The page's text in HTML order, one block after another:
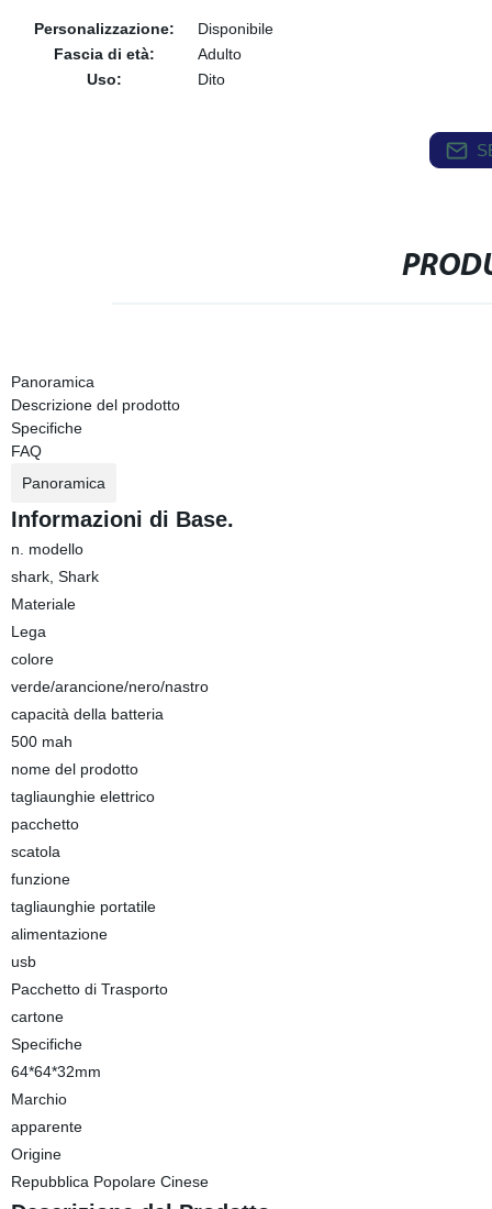
Personalizzazione:
Disponibile
Fascia di età:
Adulto
Uso:
Dito
Panoramica
Descrizione del prodotto
Specifiche
FAQ
Panoramica
Informazioni di Base.
n. modello
shark, Shark
Materiale
Lega
colore
verde/arancione/nero/nastro
capacità della batteria
500 mah
nome del prodotto
tagliaunghie elettrico
pacchetto
scatola
funzione
tagliaunghie portatile
alimentazione
usb
Pacchetto di Trasporto
cartone
Specifiche
64*64*32mm
Marchio
apparente
Origine
Repubblica Popolare Cinese